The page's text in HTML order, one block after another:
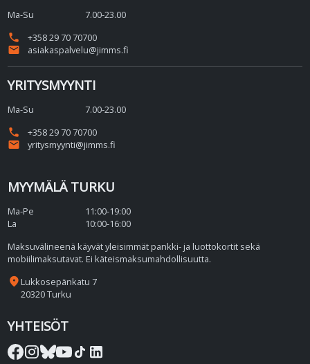
Ma-Su
7.00-23.00
phone
+358 29 70 70700
email
asiakaspalvelu@jimms.fi
YRITYSMYYNTI
Ma-Su
7.00-23.00
phone
+358 29 70 70700
email
yritysmyynti@jimms.fi
MYYMÄLÄ TURKU
Ma-Pe
11:00-19:00
La
10:00-16:00
Maksuvälineenä käyvät yleisimmät pankki- ja luottokortit sekä
mobiilimaksutavat. Ei käteismaksumahdollisuutta.
place Lukkosepänkatu 7
20320 Turku
YHTEISÖT